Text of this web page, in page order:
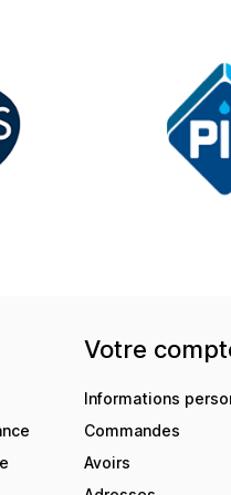
Votre
Informations
Commandes
Avoirs